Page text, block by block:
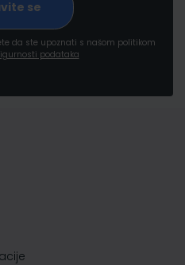
da ste upoznati s našom politikom
podataka